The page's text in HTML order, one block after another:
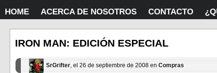
HOME ACERCA DE NOSOTROS CONTACTO
IRON MAN: EDICIÓN ESPECIAL
SrGrifter, el 26 de septiembre de 2008 en Compras